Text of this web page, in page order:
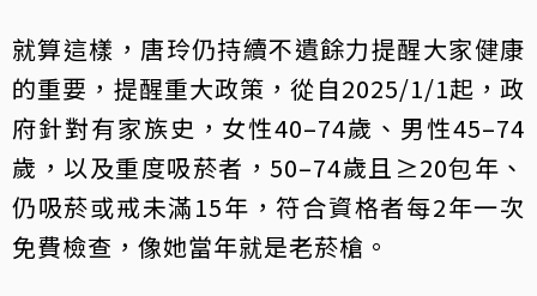
就算這樣，唐玲仍持續不遺餘力提醒大家健康
的重要，提醒重大政策，從自2025/1/1起，政
府針對有家族史，女性40–74歲、男性45–74
歲，以及重度吸菸者，50–74歲且≥20包年、
仍吸菸或戒未滿15年，符合資格者每2年一次
免費檢查，像她當年就是老菸槍。